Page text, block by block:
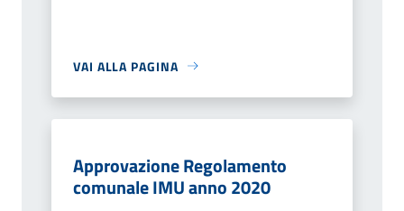
VAI ALLA PAGINA
Approvazione Regolamento
comunale IMU anno 2020